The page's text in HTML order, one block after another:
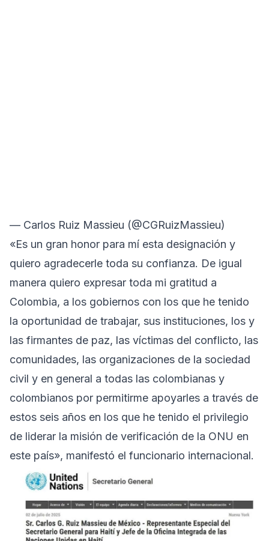
— Carlos Ruiz Massieu (@CGRuizMassieu)
«Es un gran honor para mí esta designación y
quiero agradecerle toda su confianza. De igual
manera quiero expresar toda mi gratitud a
Colombia, a los gobiernos con los que he tenido
la oportunidad de trabajar, sus instituciones, los y
las firmantes de paz, las víctimas del conflicto, las
comunidades, las organizaciones de la sociedad
civil y en general a todas las colombianas y
colombianos por permitirme apoyarles a través de
estos seis años en los que he tenido el privilegio
de liderar la misión de verificación de la ONU en
este país», manifestó el funcionario internacional.